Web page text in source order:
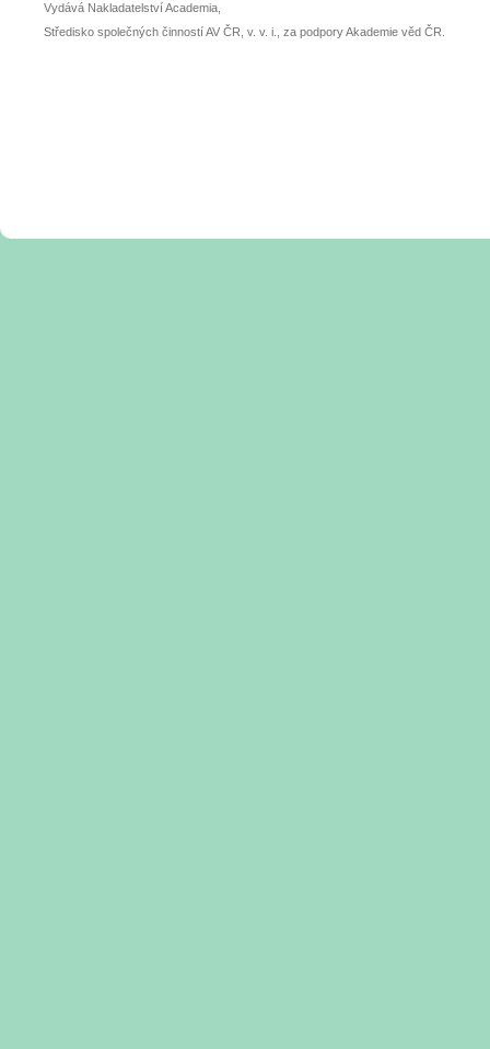
Vydává Nakladatelství Academia,
Středisko společných činností AV ČR, v. v. i., za podpory Akademie věd ČR.